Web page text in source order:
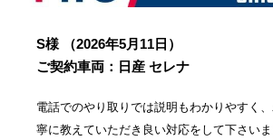
S様
（2026年5月11日）
ご契約車両：日産 セレナ
電話でのやり取りでは説明もわかりやすく
寧に教えていただき良い対応をして下さいま